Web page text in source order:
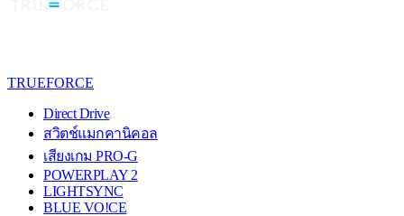
TRUEFORCE
Direct Drive
สวิตช์แมกคานิคอล
เสียงเกม PRO-G
POWERPLAY 2
LIGHTSYNC
BLUE VO!CE